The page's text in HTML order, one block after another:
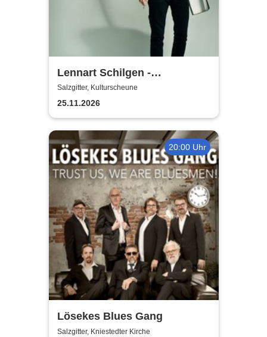
Lennart Schilgen -
Abwesenheitsnotizen
Salzgitter, Kulturscheune
25.11.2026
20:00 Uhr
Lösekes Blues Gang
Salzgitter, Kniestedter Kirche